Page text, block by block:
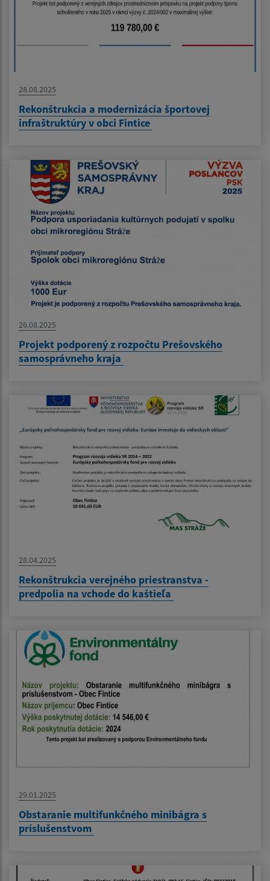
28.08.2025
Rekonštrukcia a modernizácia športovej
infraštruktúry v obci Fintice
26.08.2025
Projekt podporený z rozpočtu Prešovského
samosprávneho kraja
28.04.2025
Rekonštrukcia verejného priestranstva -
predpolia na vchode do kaštieľa
29.01.2025
Obstaranie multifunkčného minibágra s
príslušenstvom